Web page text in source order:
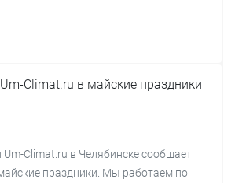
Climat.ru в майские праздники
Um-Climat.ru в Челябинске сообщает
праздники. Мы работаем по